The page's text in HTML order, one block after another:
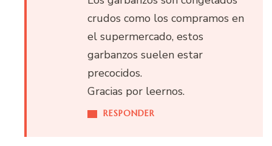
RESPONDER
crudos como los compramos en
el supermercado, estos
garbanzos suelen estar
precocidos.
Gracias por leernos.